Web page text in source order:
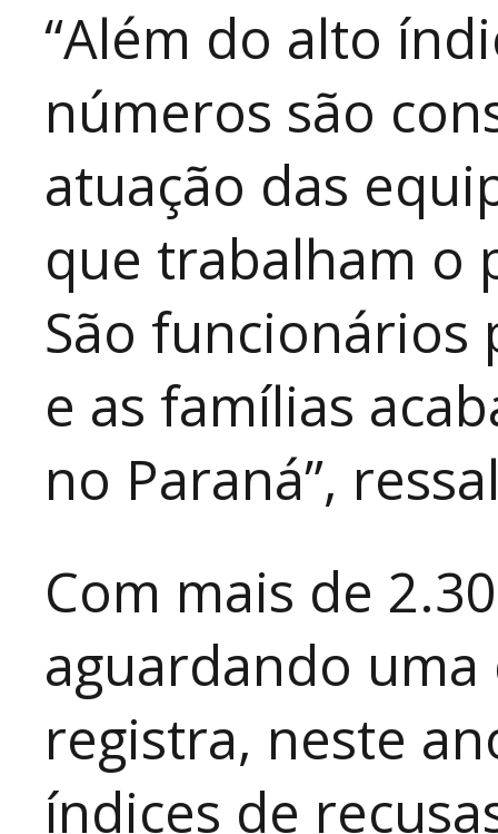
“Além do alto
números são
atuação das
que trabalham o
São
e as famílias
no Paraná”,
Com mais de
aguardando uma
registra, neste
índices de